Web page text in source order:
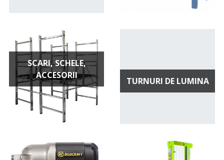
SCARI, SCHELE,
ACCESORII
TURNURI DE LUMINA